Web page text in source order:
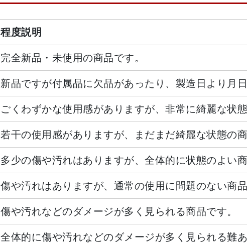
程度説明
完全新品・未使用の商品です。
新品ですが付属品に欠品があったり、製造日より月
ごくわずかな使用感がありますが、非常に綺麗な状
若干の使用感がありますが、まだまだ綺麗な状態の
多少の傷や汚れはありますが、全体的に状態のよい
傷や汚れはありますが、通常の使用に問題のない商
傷や汚れなどのダメージが多く見られる商品です。
全体的に傷や汚れなどのダメージが多く見られる難